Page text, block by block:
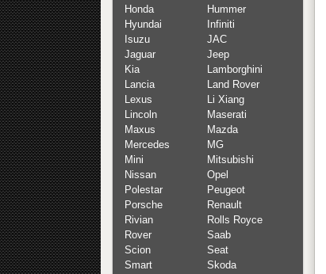
Honda
Hummer
Hyundai
Infiniti
Isuzu
JAC
Jaguar
Jeep
Kia
Lamborghini
Lancia
Land Rover
Lexus
Li Xiang
Lincoln
Maserati
Maxus
Mazda
Mercedes
MG
Mini
Mitsubishi
Nissan
Opel
Polestar
Peugeot
Porsche
Renault
Rivian
Rolls Royce
Rover
Saab
Scion
Seat
Smart
Skoda